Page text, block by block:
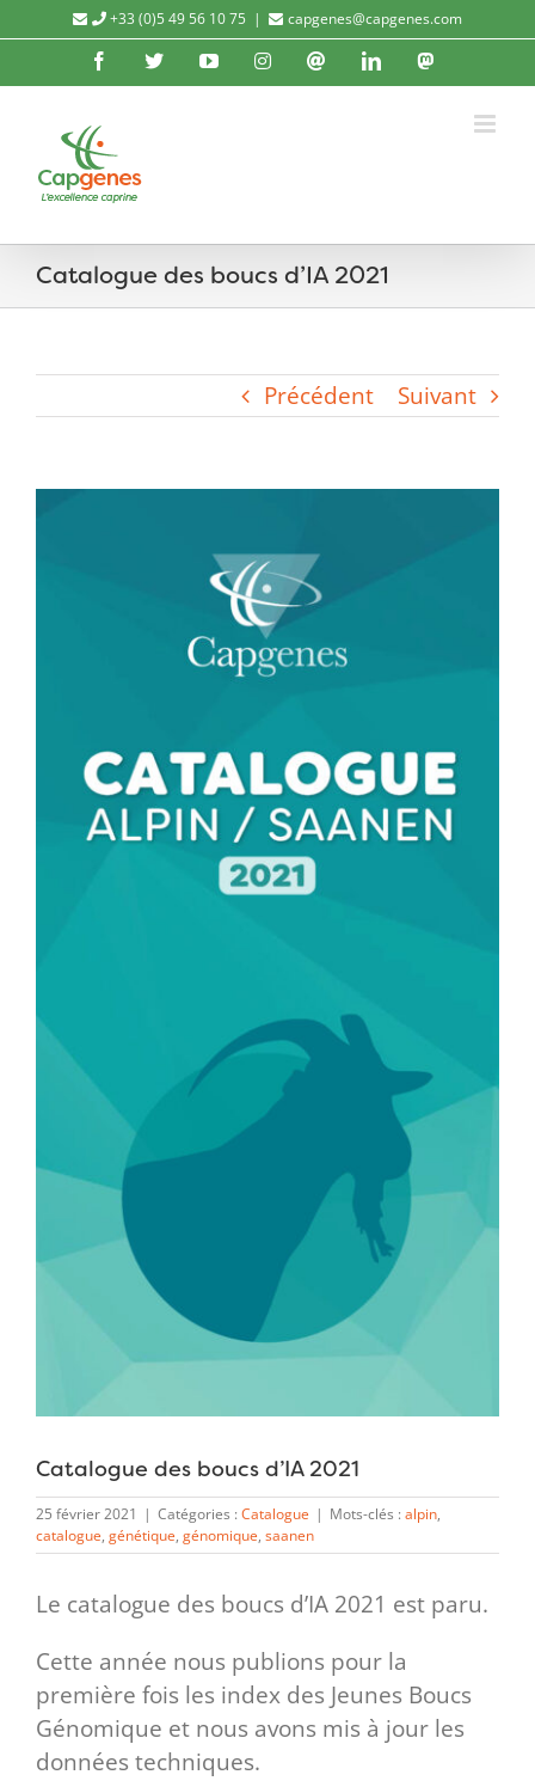
au
contenu
+33 (0)5 49 56 10 75 | capgenes@capgenes.com
Facebook
X YouTubeInstagram
ThreadsLinkedIn
Catalogue des boucs d’IA 2021
Précédent Suivant
Catalogue des boucs d’IA 2021
25 février 2021 | Catégories : Catalogue | Mots-clés : alpin,
catalogue, génétique, génomique, saanen
Le catalogue des boucs d’IA 2021 est paru.
Cette année nous publions pour la
première fois les index des Jeunes Boucs
Génomique et nous avons mis à jour les
données techniques.